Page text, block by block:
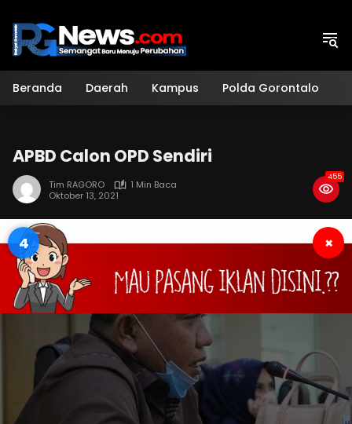
konten
Beranda Daerah Kampus Polda Gorontalo
APBD Calon OPD Sendiri
Tim RAGORO
1 Min Baca
Oktober 13, 2021
455
3 ×